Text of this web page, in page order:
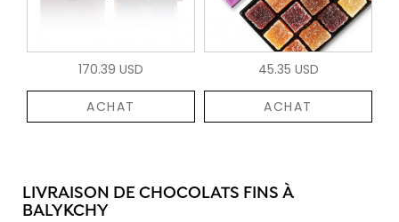
170.39 USD
ACHAT
45.35 USD
ACHAT
LIVRAISON DE CHOCOLATS FINS À
BALYKCHY